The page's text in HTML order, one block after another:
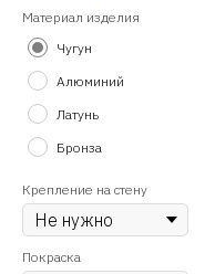
Материал изделия
Чугун
Алюминий
Латунь
Бронза
Крепление на стену
Покраска